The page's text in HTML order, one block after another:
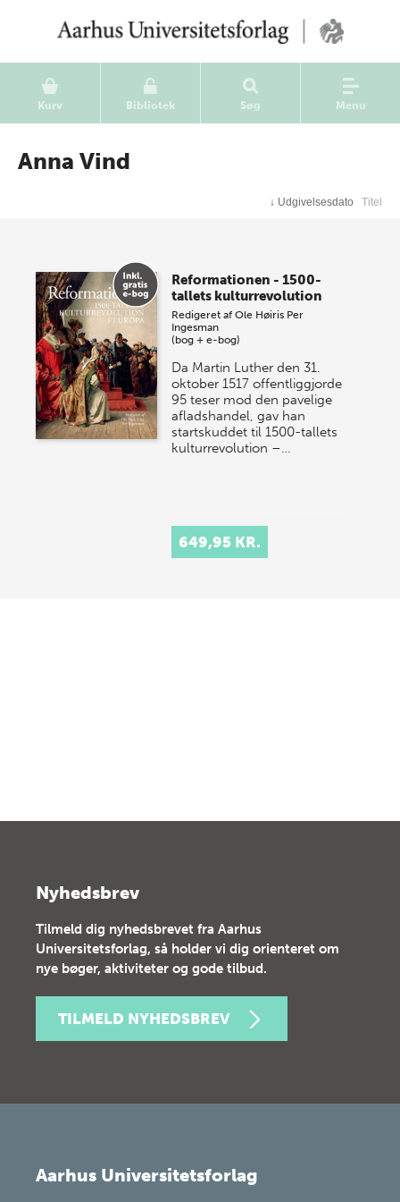
Kurv Bibliotek Søg Menu
Anna Vind
↓ Udgivelsesdato Titel
Reformationen - 1500-
tallets kulturrevolution
Redigeret afOle Høiris Per
Ingesman
(bog + e-bog)
Da Martin Luther den 31.
oktober 1517 offentliggjorde
95 teser mod den pavelige
afladshandel, gav han
startskuddet til 1500-tallets
kulturrevolution –…
649,95 KR.
Nyhedsbrev
Tilmeld dig nyhedsbrevet fra Aarhus
Universitetsforlag, så holder vi dig orienteret om
nye bøger, aktiviteter og gode tilbud.
TILMELD NYHEDSBREV
Aarhus Universitetsforlag